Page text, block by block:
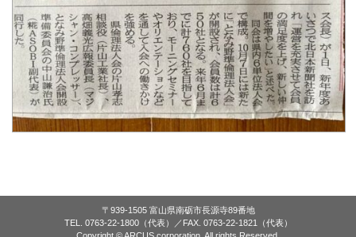
〒939-1505 富山県南砺市長源寺89番地
TEL. 0763-22-1800（代表）／FAX. 0763-22-1821（代表）
Copyright © ARCUS corporation. All rights Reserved.